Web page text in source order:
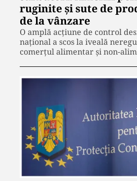
ruginite și sute de
de la vânzare
O amplă acțiune de control
național a scos la iveală
comerțul alimentar și non-